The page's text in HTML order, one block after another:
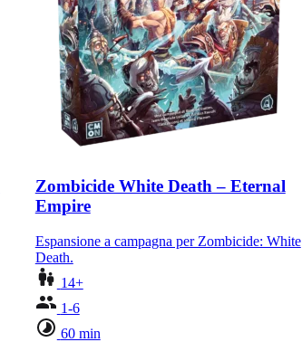
Zombicide White Death – Eternal
Empire
Espansione a campagna per Zombicide: White
Death.
14+
1-6
60 min